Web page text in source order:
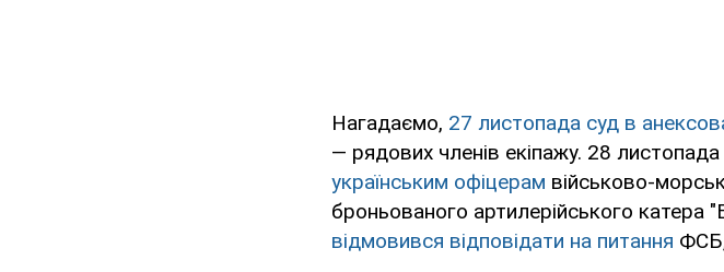
Нагадаємо, 27 листопада суд в
— рядових членів екіпажу. 28 листопада
українським офіцерам військово-
броньованого артилерійського катера
відмовився відповідати на питання